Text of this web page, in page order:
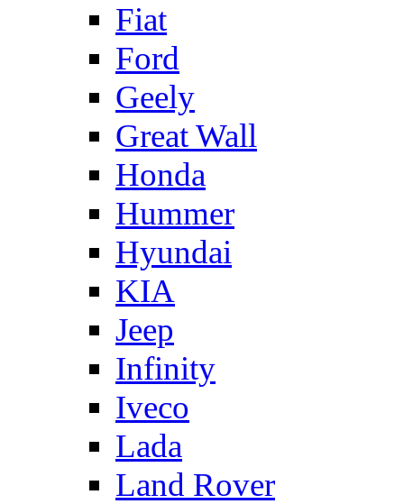
Fiat
Ford
Geely
Great Wall
Honda
Hummer
Hyundai
KIA
Jeep
Infinity
Iveco
Lada
Land Rover